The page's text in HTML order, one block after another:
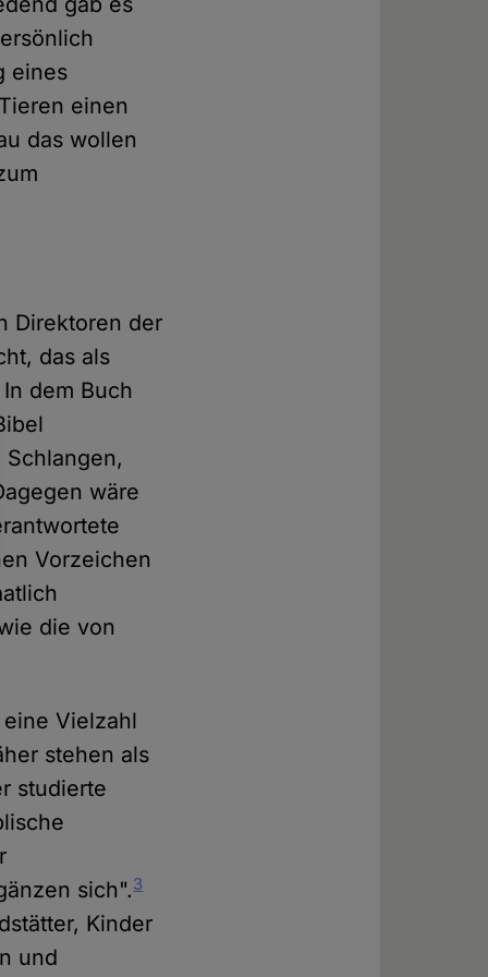
eines
einen
das wollen
Direktoren der
das als
dem Buch
wäre
Vorzeichen
die von
Vielzahl
stehen als
studierte
sich".3
Kinder
und